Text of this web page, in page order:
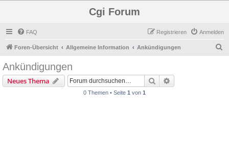
Cgi Forum
FAQ Anmelden
Registrieren
Foren-Übersicht Allgemeine Information Ankündigungen
Ankündigungen
Neues Thema Suche
0 Themen • Seite 1 von 1